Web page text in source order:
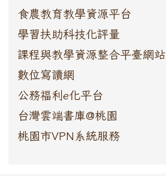
食農教育教學資源平台
學習扶助科技化評量
課程與教學資源整合平臺網站
數位寫讀網
公務福利e化平台
台灣雲端書庫@桃園
桃園市VPN系統服務